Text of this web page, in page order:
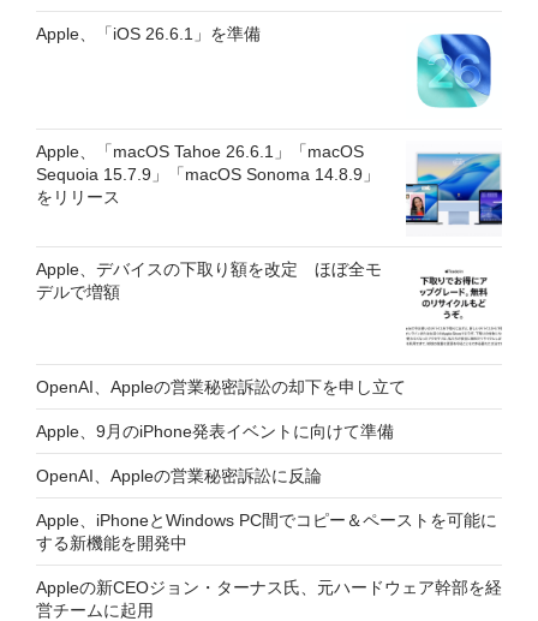
Apple、「iOS 26.6.1」を準備
Apple、「macOS Tahoe 26.6.1」「macOS
Sequoia 15.7.9」「macOS Sonoma 14.8.9」
をリリース
Apple、デバイスの下取り額を改定 ほぼ全モ
デルで増額
OpenAI、Appleの営業秘密訴訟の却下を申し立て
Apple、9月のiPhone発表イベントに向けて準備
OpenAI、Appleの営業秘密訴訟に反論
Apple、iPhoneとWindows PC間でコピー＆ペーストを可能に
する新機能を開発中
Appleの新CEOジョン・ターナス氏、元ハードウェア幹部を経
営チームに起用